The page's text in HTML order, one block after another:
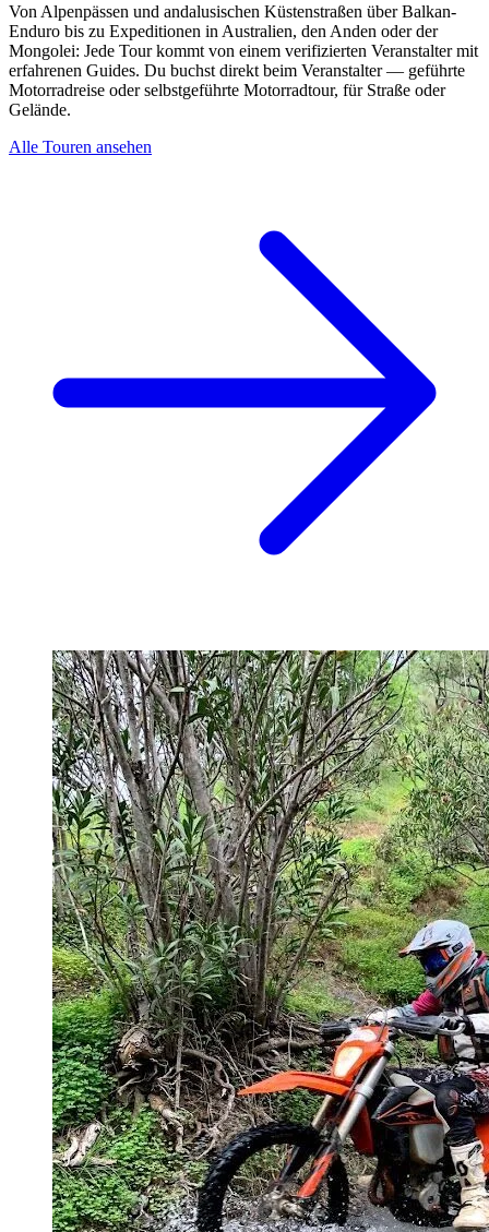
Von Alpenpässen und andalusischen Küstenstraßen über Balkan-
Enduro bis zu Expeditionen in Australien, den Anden oder der
Mongolei: Jede Tour kommt von einem verifizierten Veranstalter mit
erfahrenen Guides. Du buchst direkt beim Veranstalter — geführte
Motorradreise oder selbstgeführte Motorradtour, für Straße oder
Gelände.
Alle Touren ansehen